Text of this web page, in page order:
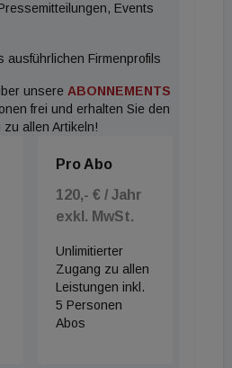
Events
ausführlichen Firmenprofils
unsere ABONNEMENTS
frei und erhalten Sie den
allen Artikeln!
Pro Abo
120,- € / Jahr
exkl. MwSt.
Unlimitierter
Zugang zu allen
Leistungen inkl.
5 Personen
Abos